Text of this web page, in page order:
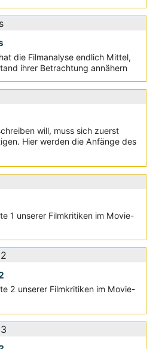
die Filmanalyse endlich Mittel,
ihrer Betrachtung annähern
will, muss sich zuerst
Hier werden die Anfänge des
1 unserer Filmkritiken im Movie-
2 unserer Filmkritiken im Movie-